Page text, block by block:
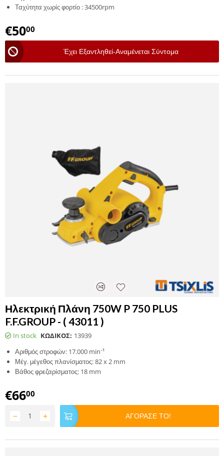
Ταχύτητα χωρίς φορτίο : 34500rpm
€5000
Έχει Εξαντληθεί-Αναμένεται Σύντομα
Ηλεκτρική Πλάνη 750W P 750 PLUS
F.F.GROUP - ( 43011 )
In stock ΚΩΔΙΚΟΣ: 13939
Αριθμός στροφών: 17.000 min⁻¹
Μέγ. μέγεθος πλανίσματος: 82 x 2 mm
Βάθος φρεζαρίσματος: 18 mm
€6600
+
− ΑΓΟΡΑΣΕ ΤΟ!